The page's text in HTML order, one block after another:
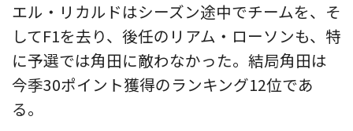
エル・リカルドはシーズン途中でチームを、そ
してF1を去り、後任のリアム・ローソンも、特
に予選では角田に敵わなかった。結局角田は
今季30ポイント獲得のランキング12位であ
る。